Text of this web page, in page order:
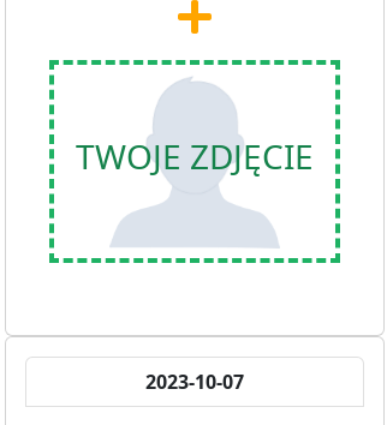
TWOJE ZDJĘCIE
2023-10-07